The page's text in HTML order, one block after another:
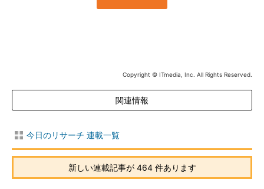
Copyright © ITmedia, Inc. All Rights Reserved.
関連情報
今日のリサーチ 連載一覧
新しい連載記事が 464 件あります